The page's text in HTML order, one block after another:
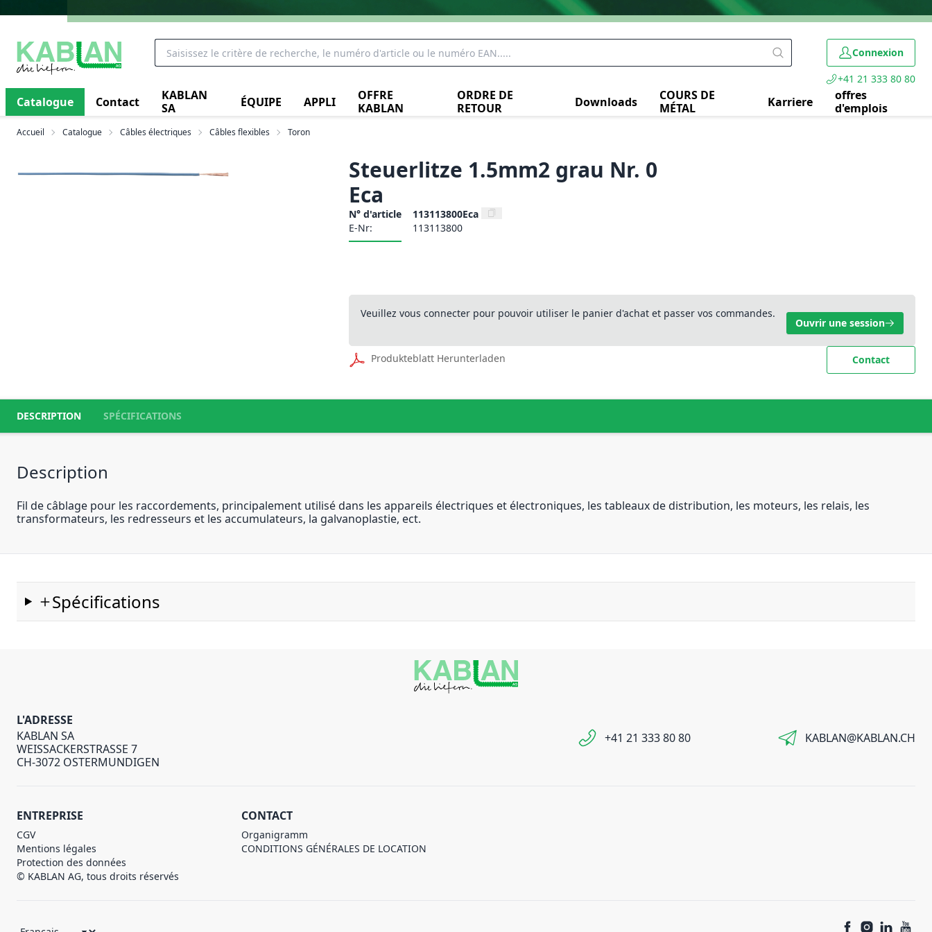
Connexion
+41 21 333 80 80
Catalogue Contact
KABLAN
SA
ÉQUIPE APPLI
OFFRE
KABLAN
ORDRE DE
RETOUR
Downloads
COURS DE
MÉTAL
Karriere
offres
d'emplois
Accueil Catalogue Câbles électriques Câbles flexibles Toron
Steuerlitze 1.5mm2 grau Nr. 0
Eca
N° d'article
113113800Eca
E-Nr:
113113800
Veuillez vous connecter pour pouvoir utiliser le panier d'achat et passer vos commandes.
Ouvrir une session
Produkteblatt Herunterladen Contact
DESCRIPTION SPÉCIFICATIONS
Description
Fil de câblage pour les raccordements, principalement utilisé dans les appareils électriques et électroniques, les tableaux de distribution, les moteurs, les relais, les
transformateurs, les redresseurs et les accumulateurs, la galvanoplastie, ect.
Spécifications
L'ADRESSE
KABLAN SA
WEISSACKERSTRASSE 7
CH-3072 OSTERMUNDIGEN
+41 21 333 80 80 KABLAN@KABLAN.CH
ENTREPRISE
CGV
Mentions légales
Protection des données
© KABLAN AG, tous droits réservés
CONTACT
Organigramm
CONDITIONS GÉNÉRALES DE LOCATION